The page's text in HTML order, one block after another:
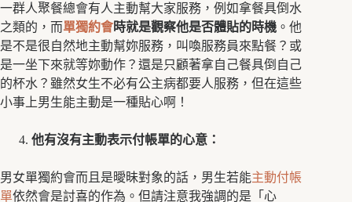
一群人聚餐總會有人主動幫大家服務，例如拿餐具倒水
之類的，而單獨約會時就是觀察他是否體貼的時機 。他
是不是很自然地主動幫妳服務，叫喚服務員來點餐？或
是一坐下來就等妳動作？還是只顧著拿自己餐具倒自己
的杯水？雖然女生不必有公主病都要人服務，但在這些
小事上男生能主動是一種貼心啊！
他有沒有主動表示付帳單的心意：
男女單獨約會而且是曖昧對象的話，男生若能主動付帳
單依然會是討喜的作為。但請注意我強調的是「心